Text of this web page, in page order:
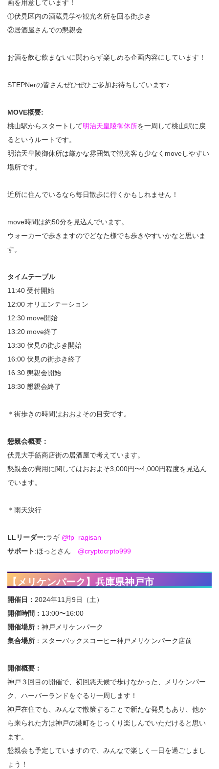
画を用意しています！
①伏見区内の酒蔵見学や観光名所を回る街歩き
②居酒屋さんでの懇親会
お酒を飲む飲まないに関わらず楽しめる企画内容にしています！
STEPNerの皆さんぜひぜひご参加お待ちしています♪
MOVE概要:
桃山駅からスタートして明治天皇陵御休所を一周して桃山駅に戻
るというルートです。
明治天皇陵御休所は厳かな雰囲気で観光客も少なくmoveしやすい
場所です。
近所に住んでいるなら毎日散歩に行くかもしれません！
move時間は約50分を見込んでいます。
ウォーカーで歩きますのでどなた様でも歩きやすいかなと思いま
す。
タイムテーブル
11:40 受付開始
12:00 オリエンテーション
12:30 move開始
13:20 move終了
13:30 伏見の街歩き開始
16:00 伏見の街歩き終了
16:30 懇親会開始
18:30 懇親会終了
＊街歩きの時間はおおよその目安です。
懇親会概要：
伏見大手筋商店街の居酒屋で考えています。
懇親会の費用に関してはおおよそ3,000円〜4,000円程度を見込ん
でいます。
＊雨天決行
LLリーダー:ラギ @fp_ragisan
サポート:ほっとさん @cryptocrpto999
【メリケンパーク】兵庫県神戸市
開催日： 2024年11月9日（土）
開催時間： 13:00〜16:00
開催場所： 神戸メリケンパーク
集合場所 ：スターバックスコーヒー神戸メリケンパーク店前
開催概要：
神戸３回目の開催で、初回悪天候で歩けなかった、メリケンパー
ク、ハーバーランドをぐるり一周します！
神戸在住でも、みんなで散策することで新たな発見もあり、他か
ら来られた方は神戸の港町をじっくり楽しんでいただけると思い
ます。
懇親会も予定していますので、みんなで楽しく一日を過ごしまし
ょう！